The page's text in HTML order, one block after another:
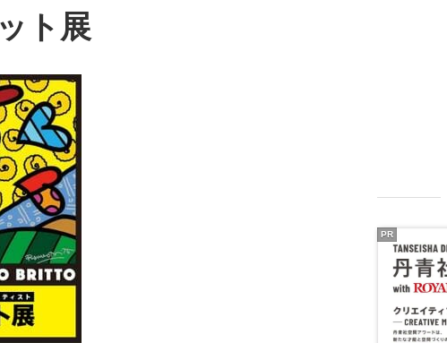
ト展
PR